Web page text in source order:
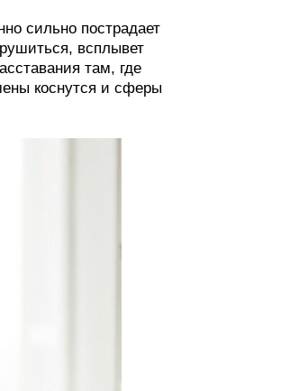
сильно пострадает
всплывет
там, где
коснутся и сферы